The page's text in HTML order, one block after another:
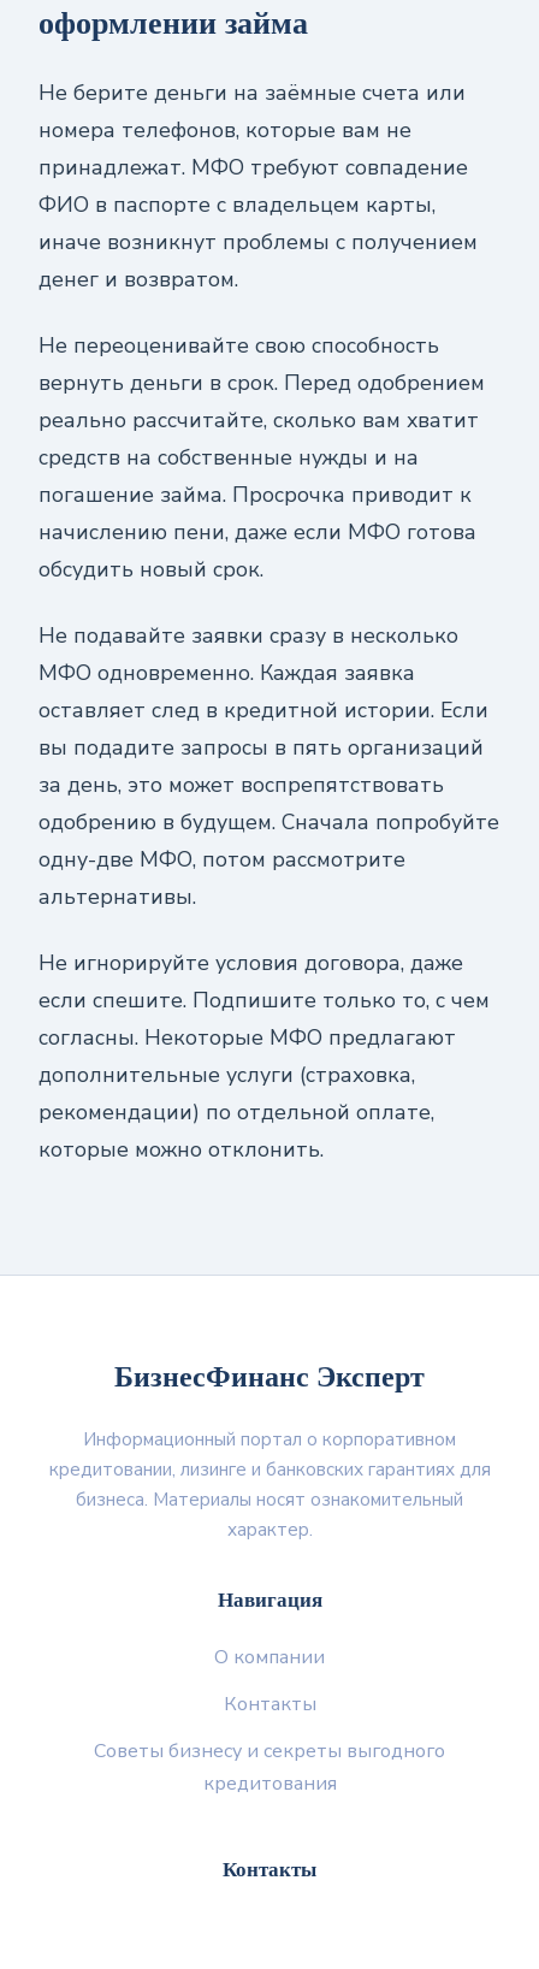
оформлении займа
Не берите деньги на заёмные счета или
номера телефонов, которые вам не
принадлежат. МФО требуют совпадение
ФИО в паспорте с владельцем карты,
иначе возникнут проблемы с получением
денег и возвратом.
Не переоценивайте свою способность
вернуть деньги в срок. Перед одобрением
реально рассчитайте, сколько вам хватит
средств на собственные нужды и на
погашение займа. Просрочка приводит к
начислению пени, даже если МФО готова
обсудить новый срок.
Не подавайте заявки сразу в несколько
МФО одновременно. Каждая заявка
оставляет след в кредитной истории. Если
вы подадите запросы в пять организаций
за день, это может воспрепятствовать
одобрению в будущем. Сначала попробуйте
одну-две МФО, потом рассмотрите
альтернативы.
Не игнорируйте условия договора, даже
если спешите. Подпишите только то, с чем
согласны. Некоторые МФО предлагают
дополнительные услуги (страховка,
рекомендации) по отдельной оплате,
которые можно отклонить.
БизнесФинанс Эксперт
Информационный портал о корпоративном
кредитовании, лизинге и банковских гарантиях для
бизнеса. Материалы носят ознакомительный
характер.
Навигация
О компании
Контакты
Советы бизнесу и секреты выгодного
кредитования
Контакты